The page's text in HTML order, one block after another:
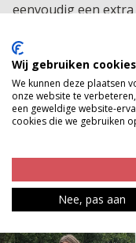
eenvoudig een
comfortabele
dat de broek de hele
een casual als meer
essential die niet
Product kenmerken
Wij gebruiken cookies
We kunnen deze plaatsen
onze website te
een geweldige website-
cookies die we gebruiken
Nee, pas aan